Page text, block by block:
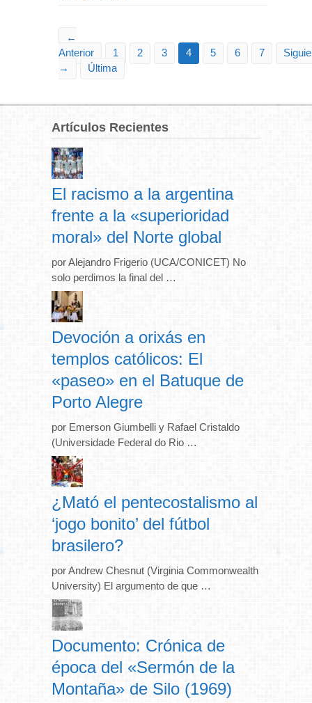
←
Anterior
1 2 3 4 5 6 7
→
Última
Artículos Recientes
El racismo a la argentina
frente a la «superioridad
moral» del Norte global
por Alejandro Frigerio (UCA/CONICET) No
solo perdimos la final del …
Devoción a orixás en
templos católicos: El
«paseo» en el Batuque de
Porto Alegre
por Emerson Giumbelli y Rafael Cristaldo
(Universidade Federal do Rio …
¿Mató el pentecostalismo al
‘jogo bonito’ del fútbol
brasilero?
por Andrew Chesnut (Virginia Commonwealth
University) El argumento de que …
Documento: Crónica de
época del «Sermón de la
Montaña» de Silo (1969)